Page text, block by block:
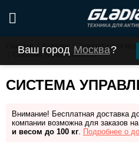
Ваш город Москва?
Главная / Каталог Запчасти для
Система управления 2
СИСТЕМА
Внимание! Бесплатная доставка
компании возможна для заказов
и весом до 100 кг. Подробнее о